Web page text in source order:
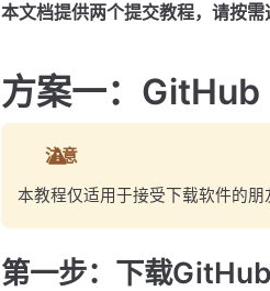
本文档提供两个提交教程，请按
方案一：
注意
本教程仅适用于接受下载软件的朋
第一步：下载